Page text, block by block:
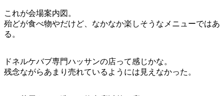
これが会場案内図。
殆どが食べ物やだけど、なかなか楽しそうなメニューではあ
る。
ドネルケバブ専門ハッサンの店って感じかな。
残念ながらあまり売れているようには見えなかった。